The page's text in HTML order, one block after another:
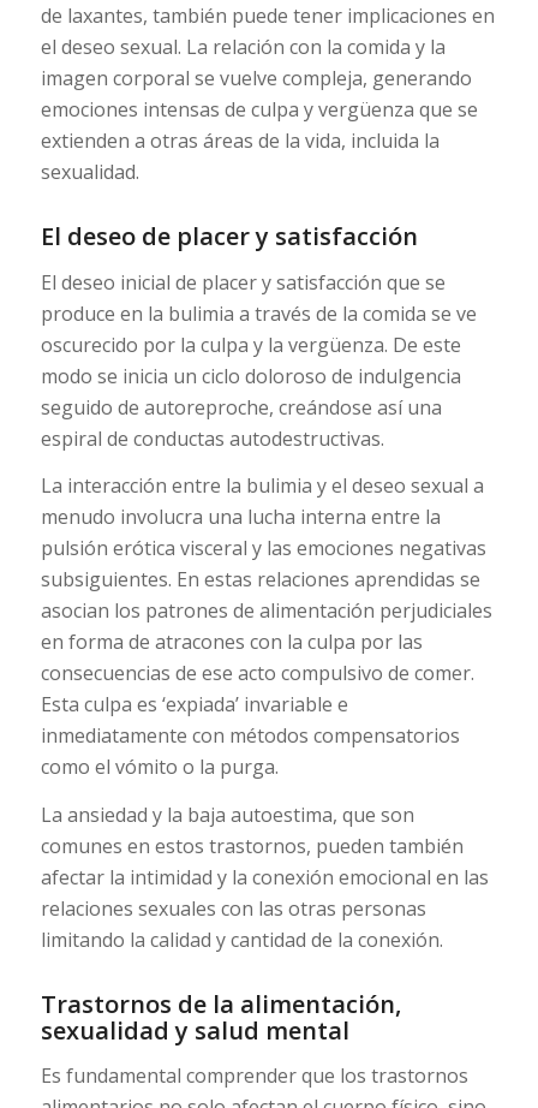
de laxantes, también puede tener implicaciones en
el deseo sexual. La relación con la comida y la
imagen corporal se vuelve compleja, generando
emociones intensas de culpa y vergüenza que se
extienden a otras áreas de la vida, incluida la
sexualidad.
El deseo de placer y satisfacción
El deseo inicial de placer y satisfacción que se
produce en la bulimia a través de la comida se ve
oscurecido por la culpa y la vergüenza. De este
modo se inicia un ciclo doloroso de indulgencia
seguido de autoreproche, creándose así una
espiral de conductas autodestructivas.
La interacción entre la bulimia y el deseo sexual a
menudo involucra una lucha interna entre la
pulsión erótica visceral y las emociones negativas
subsiguientes. En estas relaciones aprendidas se
asocian los patrones de alimentación perjudiciales
en forma de atracones con la culpa por las
consecuencias de ese acto compulsivo de comer.
Esta culpa es ‘expiada’ invariable e
inmediatamente con métodos compensatorios
como el vómito o la purga.
La ansiedad y la baja autoestima, que son
comunes en estos trastornos, pueden también
afectar la intimidad y la conexión emocional en las
relaciones sexuales con las otras personas
limitando la calidad y cantidad de la conexión.
Trastornos de la alimentación,
sexualidad y salud mental
Es fundamental comprender que los trastornos